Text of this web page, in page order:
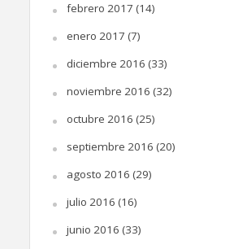
febrero 2017 (14)
enero 2017 (7)
diciembre 2016 (33)
noviembre 2016 (32)
octubre 2016 (25)
septiembre 2016 (20)
agosto 2016 (29)
julio 2016 (16)
junio 2016 (33)